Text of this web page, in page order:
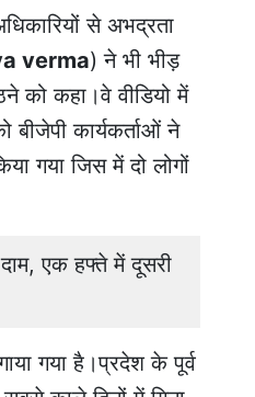
से अभद्रता
verma) ने भी भीड़
को कहा।वे वीडियो में
बीजेपी कार्यकर्ताओं ने
गया जिस में दो लोगों
एक हफ्ते में दूसरी
गया है।प्रदेश के पूर्व